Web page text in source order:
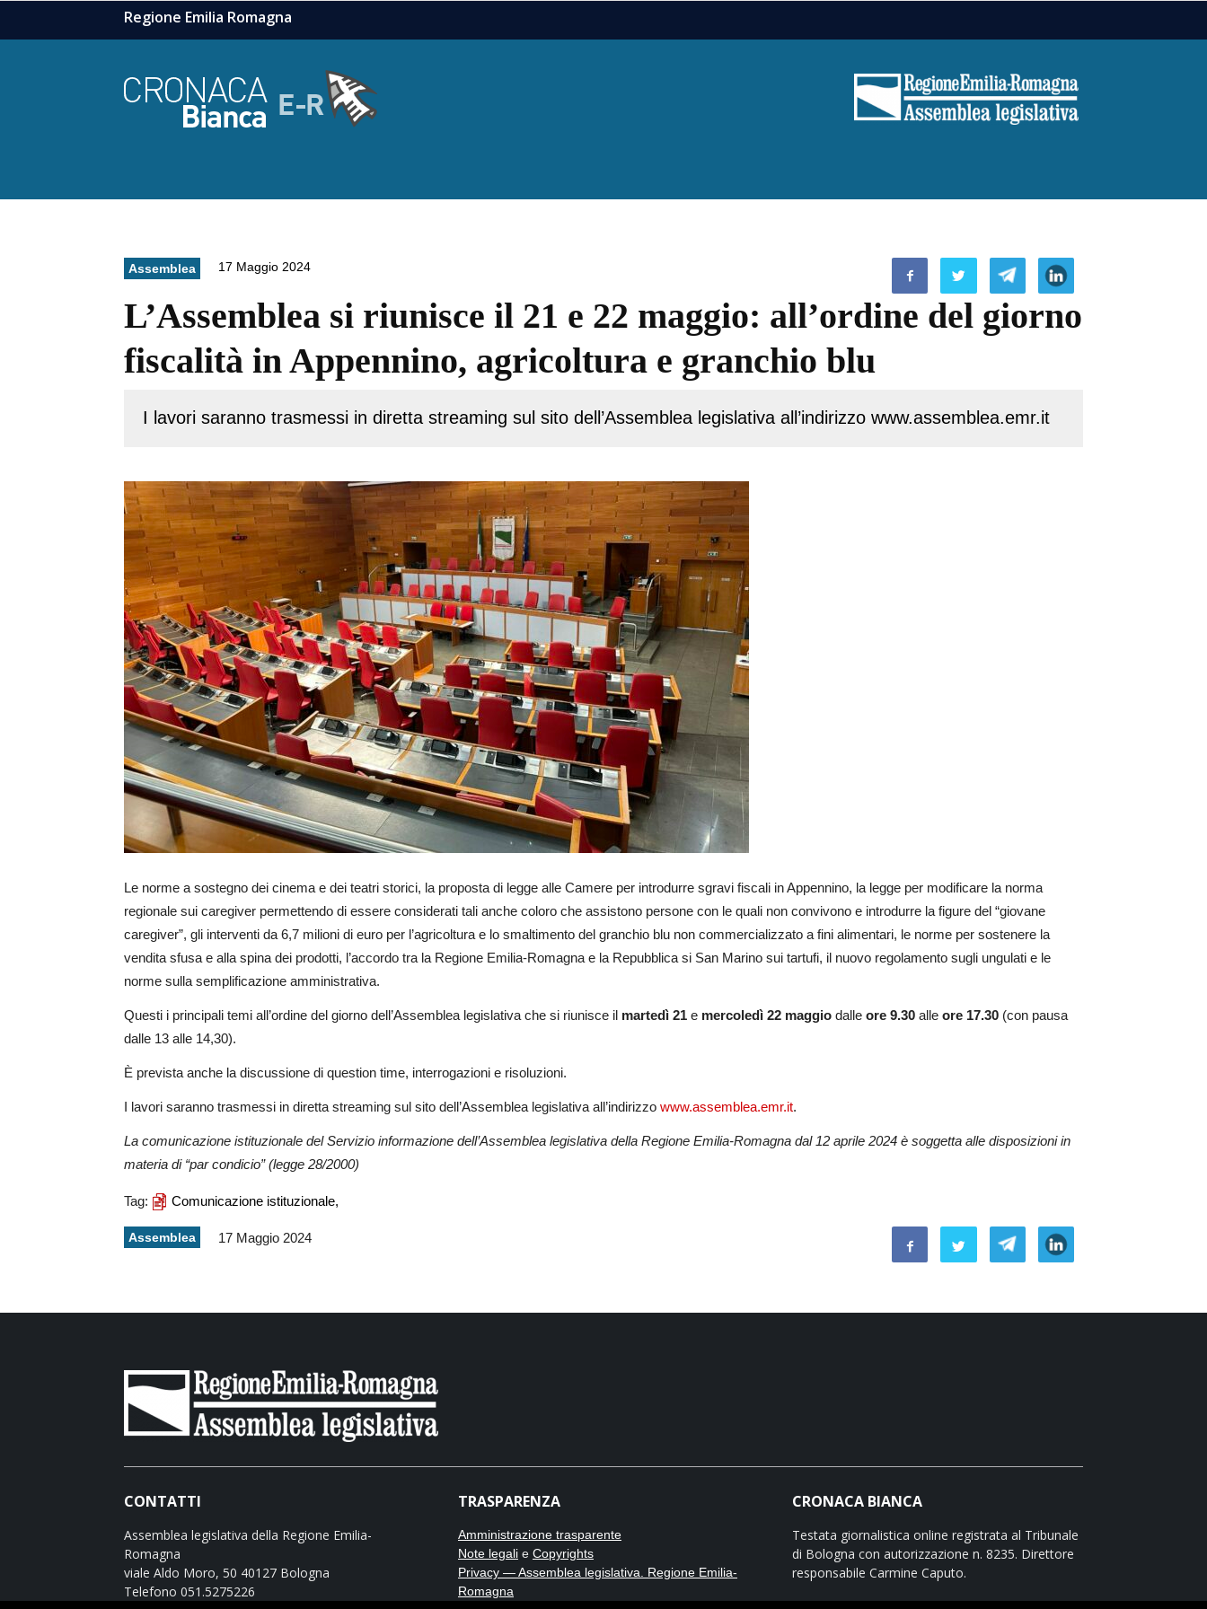
Regione Emilia Romagna
Assemblea 17 Maggio 2024
L’Assemblea si riunisce il 21 e 22 maggio: all’ordine del giorno
fiscalità in Appennino, agricoltura e granchio blu
I lavori saranno trasmessi in diretta streaming sul sito dell’Assemblea legislativa all’indirizzo www.assemblea.emr.it
Le norme a sostegno dei cinema e dei teatri storici, la proposta di legge alle Camere per introdurre sgravi fiscali in Appennino, la legge per modificare la norma
regionale sui caregiver permettendo di essere considerati tali anche coloro che assistono persone con le quali non convivono e introdurre la figure del “giovane
caregiver”, gli interventi da 6,7 milioni di euro per l’agricoltura e lo smaltimento del granchio blu non commercializzato a fini alimentari, le norme per sostenere la
vendita sfusa e alla spina dei prodotti, l’accordo tra la Regione Emilia-Romagna e la Repubblica si San Marino sui tartufi, il nuovo regolamento sugli ungulati e le
norme sulla semplificazione amministrativa.
Questi i principali temi all’ordine del giorno dell’Assemblea legislativa che si riunisce il martedì 21 e mercoledì 22 maggio dalle ore 9.30 alle ore 17.30 (con pausa
dalle 13 alle 14,30).
È prevista anche la discussione di question time, interrogazioni e risoluzioni.
I lavori saranno trasmessi in diretta streaming sul sito dell’Assemblea legislativa all’indirizzo www.assemblea.emr.it.
La comunicazione istituzionale del Servizio informazione dell’Assemblea legislativa della Regione Emilia-Romagna dal 12 aprile 2024 è soggetta alle disposizioni in
materia di “par condicio” (legge 28/2000)
Tag: Comunicazione istituzionale,
Assemblea 17 Maggio 2024
CONTATTI
Assemblea legislativa della Regione Emilia-
Romagna
viale Aldo Moro, 50 40127 Bologna
Telefono 051.5275226
TRASPARENZA
Amministrazione trasparente
Note legali e Copyrights
Privacy — Assemblea legislativa. Regione Emilia-
Romagna
CRONACA BIANCA
Testata giornalistica online registrata al Tribunale
di Bologna con autorizzazione n. 8235. Direttore
responsabile Carmine Caputo.